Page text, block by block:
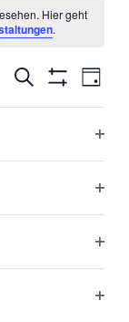
Hier geht
.
Suche
Verbergen
Tag